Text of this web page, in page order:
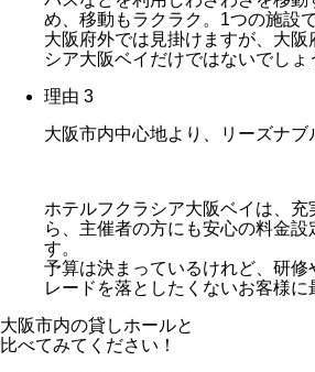
め、移動もラクラク。1つの施設
大阪府外では見掛けますが、大阪
シア大阪ベイだけではないでしょ
理由 3
大阪市内中心地より、リーズナ
ホテルフクラシア大阪ベイは、
ら、主催者の方にも安心の料金設
す。
予算は決まっているけれど、研
レードを落としたくないお客様に
大阪市内の貸しホールと
比べてみてください！